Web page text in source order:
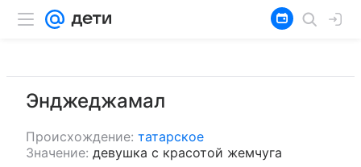
Энджеджамал
Происхождение: татарское
Значение: девушка с красотой жемчуга